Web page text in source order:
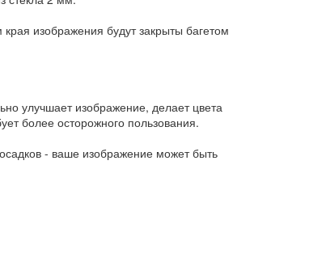
изображения будут закрыты багетом
улучшает изображение, делает цвета
более осторожного пользования.
- ваше изображение может быть